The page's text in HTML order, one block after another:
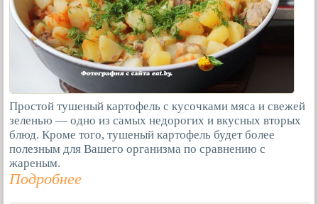
Простой тушеный картофель с кусочками мяса и свежей
зеленью — одно из самых недорогих и вкусных вторых
блюд. Кроме того, тушеный картофель будет более
полезным для Вашего организма по сравнению с
жареным.
Подробнее